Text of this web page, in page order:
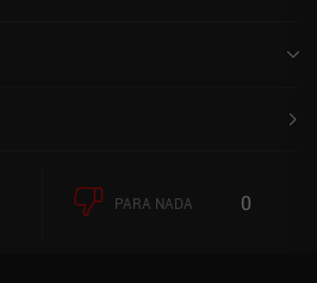
PARA NADA 0